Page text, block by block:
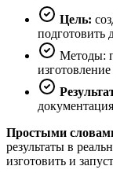
Цель:
подготовить
Методы:
Простыми
результаты в
изготовить и